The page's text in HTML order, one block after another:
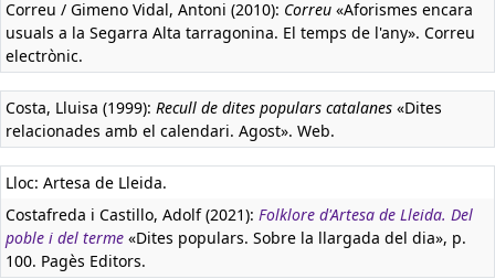
Correu / Gimeno Vidal, Antoni (2010): Correu «Aforismes encara
usuals a la Segarra Alta tarragonina. El temps de l'any». Correu
electrònic.
Costa, Lluisa (1999): Recull de dites populars catalanes «Dites
relacionades amb el calendari. Agost». Web.
Lloc: Artesa de Lleida.
Costafreda i Castillo, Adolf (2021): Folklore d'Artesa de Lleida. Del
poble i del terme «Dites populars. Sobre la llargada del dia», p.
100. Pagès Editors.